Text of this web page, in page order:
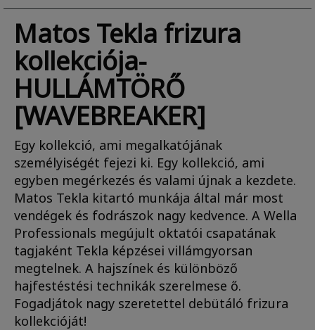
Matos Tekla frizura
kollekciója-
HULLÁMTÖRŐ
[WAVEBREAKER]
Egy kollekció, ami megalkatójának
személyiségét fejezi ki. Egy kollekció, ami
egyben megérkezés és valami újnak a kezdete.
Matos Tekla kitartó munkája által már most
vendégek és fodrászok nagy kedvence. A Wella
Professionals megújult oktatói csapatának
tagjaként Tekla képzései villámgyorsan
megtelnek. A hajszínek és különböző
hajfestéstési technikák szerelmese ő.
Fogadjátok nagy szeretettel debütáló frizura
kollekcióját!